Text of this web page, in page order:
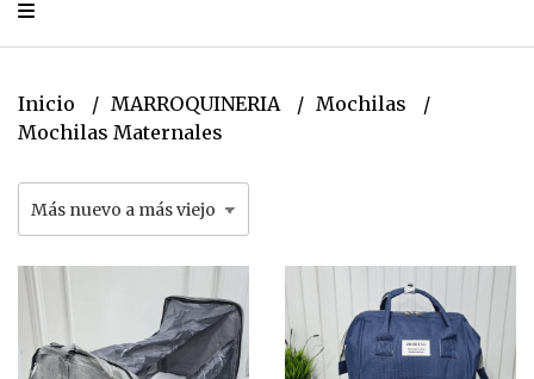
Inicio MARROQUINERIA
Mochilas
Mochilas Maternales